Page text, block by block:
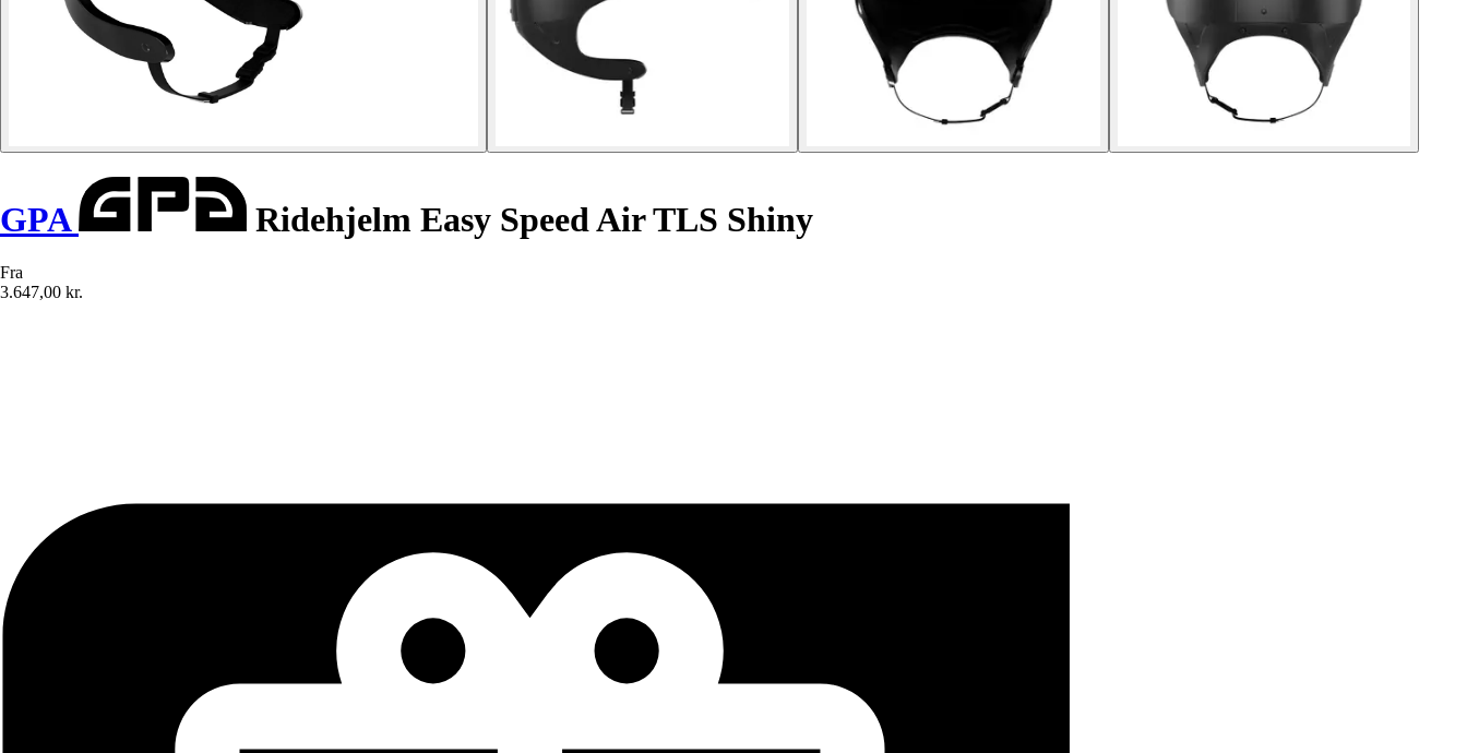
GPA Ridehjelm Easy Speed Air TLS Shiny
Fra
3.647,00 kr.